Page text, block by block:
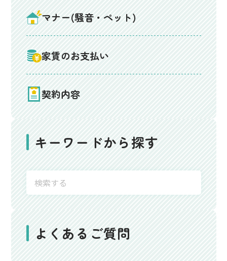
マナー(騒音・ペット)
家賃のお支払い
契約内容
キーワードから探す
よくあるご質問